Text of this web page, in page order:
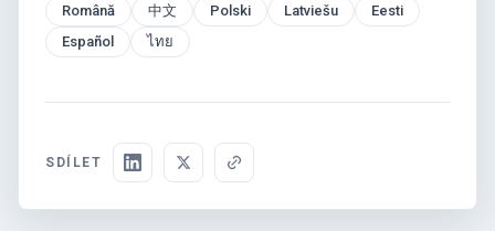
Română
中文 Polski Latviešu
Eesti
Español
ไทย
SDÍLET